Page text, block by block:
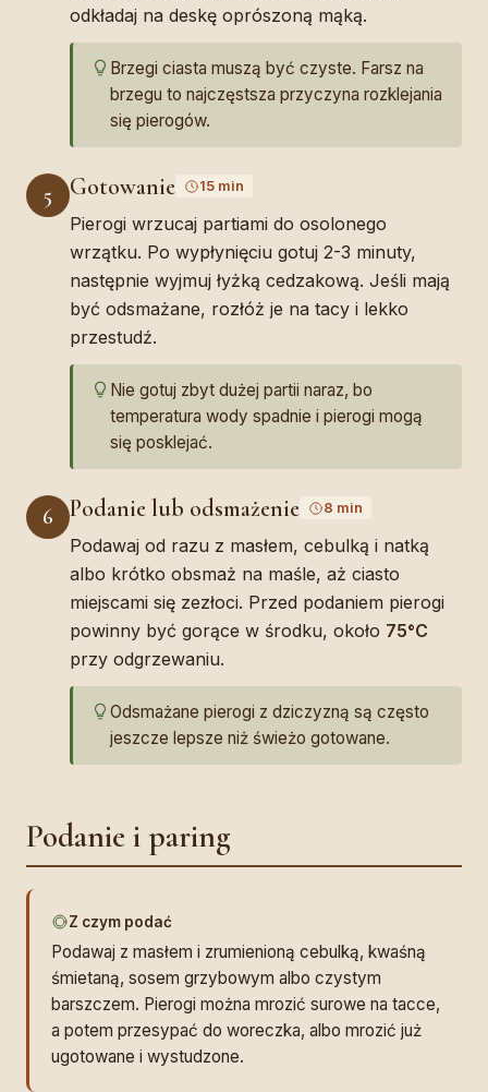
odkładaj na deskę oprószoną mąką.
Brzegi ciasta muszą być czyste. Farsz na
brzegu to najczęstsza przyczyna rozklejania
się pierogów.
5 Gotowanie 15 min
Pierogi wrzucaj partiami do osolonego
wrzątku. Po wypłynięciu gotuj 2-3 minuty,
następnie wyjmuj łyżką cedzakową. Jeśli mają
być odsmażane, rozłóż je na tacy i lekko
przestudź.
Nie gotuj zbyt dużej partii naraz, bo
temperatura wody spadnie i pierogi mogą
się posklejać.
6 Podanie lub odsmażenie 8 min
Podawaj od razu z masłem, cebulką i natką
albo krótko obsmaż na maśle, aż ciasto
miejscami się zezłoci. Przed podaniem pierogi
powinny być gorące w środku, około 75°C
przy odgrzewaniu.
Odsmażane pierogi z dziczyzną są często
jeszcze lepsze niż świeżo gotowane.
Podanie i paring
Z czym podać
Podawaj z masłem i zrumienioną cebulką, kwaśną
śmietaną, sosem grzybowym albo czystym
barszczem. Pierogi można mrozić surowe na tacce,
a potem przesypać do woreczka, albo mrozić już
ugotowane i wystudzone.